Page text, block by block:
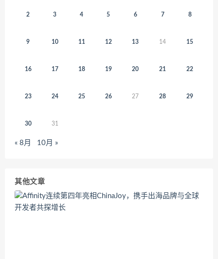
2 3 4 5 6 7 8
9 10 11 12 13 14 15
16 17 18 19 20 21 22
23 24 25 26 27 28 29
30 31
« 8月 10月 »
其他文章